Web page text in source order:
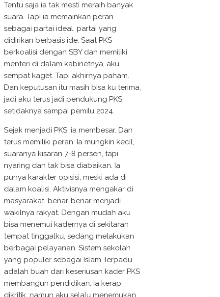
Tentu saja ia tak mesti meraih banyak
suara. Tapi ia memainkan peran
sebagai partai ideal, partai yang
didirikan berbasis ide. Saat PKS
berkoalisi dengan SBY dan memiliki
menteri di dalam kabinetnya, aku
sempat kaget. Tapi akhirnya paham.
Dan keputusan itu masih bisa ku terima,
jadi aku terus jadi pendukung PKS,
setidaknya sampai pemilu 2024.
Sejak menjadi PKS, ia membesar. Dan
terus memiliki peran. Ia mungkin kecil,
suaranya kisaran 7-8 persen, tapi
nyaring dan tak bisa diabaikan. Ia
punya karakter opisisi, meski ada di
dalam koalisi. Aktivisnya mengakar di
masyarakat, benar-benar menjadi
wakilnya rakyat. Dengan mudah aku
bisa menemui kadernya di sekitaran
tempat tinggalku, sedang melakukan
berbagai pelayanan. Sistem sekolah
yang populer sebagai Islam Terpadu
adalah buah dari keseriusan kader PKS
membangun pendidikan. Ia kerap
dikritik, namun aku selalu menemukan